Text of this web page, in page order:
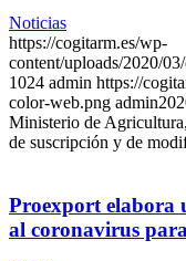
Noticias
https://cogitarm.es/wp-
content/uploads/2020/
1024 admin https://
color-web.png admin
Ministerio de
de suscripción y de
Proexport elabora
al coronavirus